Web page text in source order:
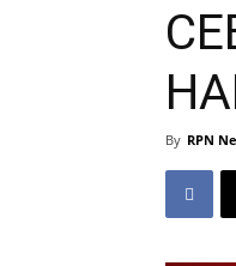
By RPN